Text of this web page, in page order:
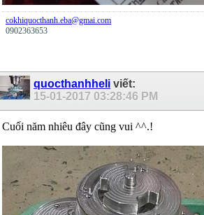
cokhiquocthanh.eba@gmai.com
0902363653
quocthanhheli viết:
15-01-2017 03:28:46 PM
Cuối năm nhiêu đây cũng vui ^^.!